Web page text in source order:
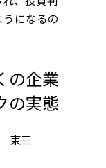
になるの
企業
の実態